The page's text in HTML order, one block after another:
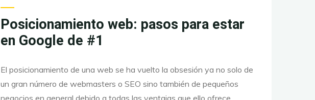
Posicionamiento web: pasos para estar
en Google de #1
El posicionamiento de una web se ha vuelto la obsesión ya no solo de
un gran número de webmasters o SEO sino también de pequeños